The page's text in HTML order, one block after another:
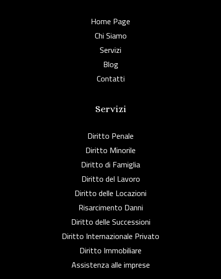
Home Page
Chi Siamo
Servizi
Blog
Contatti
Servizi
Diritto Penale
Diritto Minorile
Diritto di Famiglia
Diritto del Lavoro
Diritto delle Locazioni
Risarcimento Danni
Diritto delle Successioni
Diritto Internazionale Privato
Diritto Immobiliare
Assistenza alle imprese